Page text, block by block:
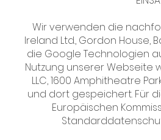
Wir verwenden die
Ireland Ltd., Gordon House,
die Google Technologien
Nutzung unserer Webseite
LLC, 1600 Amphitheatre
und dort gespeichert. Für
Europäischen